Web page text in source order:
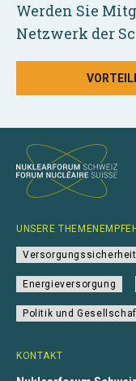
Werden Sie
Netzwerk der
KONTAKT
UNSERE
Versorgungssicherheit
Energieversorgung
Politik und